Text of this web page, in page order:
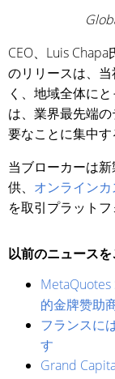
CEO、Luis
のリリースは、
く、地域全体に
は、業界最先端
要なことに集中す
当ブローカーは
供、 オンライン
を取引プラットフ
以前のニュースを
的金牌赞助
フランスに
す
Grand